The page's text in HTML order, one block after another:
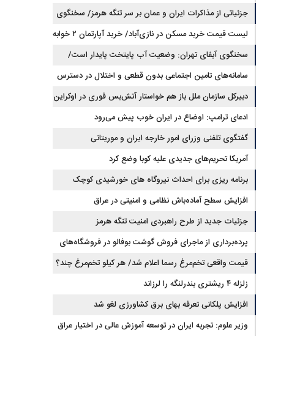
بازار می‌شود
جزئیاتی از مذاکرات ایران و عمان بر سر تنگه هرمز/ سخنگوی
هیات رئیسه مجلس: بیانیه‌ای شامل تصحیح مسیر تردد دریایی
در تنگه، در آستانه نهایی شدن است
لیست قیمت خرید مسکن در نازی‌آباد/ خرید آپارتمان ۲ خوابه
در این منطقه چقدر سرمایه نیاز دارد؟ + جدول مردادماه ۱۴۰۵
سخنگوی آبفای تهران: وضعیت آب پایتخت پایدار است/
جیره‌بندی نداریم
سامانه‌های تامین اجتماعی بدون قطعی و اختلال در دسترس
است
دبیرکل سازمان ملل باز هم خواستار آتش‌بس فوری در اوکراین
شدادعای ترامپ: اوضاع در ایران خوب پیش می‌رود
گفتگوی تلفنی وزرای امور خارجه ایران و موریتانی
آمریکا تحریم‌های جدیدی علیه کوبا وضع کرد
برنامه ریزی برای احداث نیروگاه های خورشیدی کوچک
مقیاس یا شناور روی آب در مازندران
افزایش سطح آماده‌باش نظامی و امنیتی در عراق
جزئیات جدید از طرح راهبردی امنیت تنگه هرمز
پرده‌برداری از ماجرای فروش گوشت بوفالو در فروشگاه‌های
کشور/ گوشت بوفالو از کجا وارد می‌شود؟/ هر کیلو بوفالو با چه
قیمتی به فروش می‌رود؟
قیمت واقعی تخم‌مرغ رسما اعلام شد/ هر کیلو تخم‌مرغ چند؟
زلزله ۴ ریشتری بندرلنگه را لرزاند
افزایش پلکانی تعرفه بهای برق کشاورزی لغو شد
وزیر علوم: تجربه ایران در توسعه آموزش عالی در اختیار عراق